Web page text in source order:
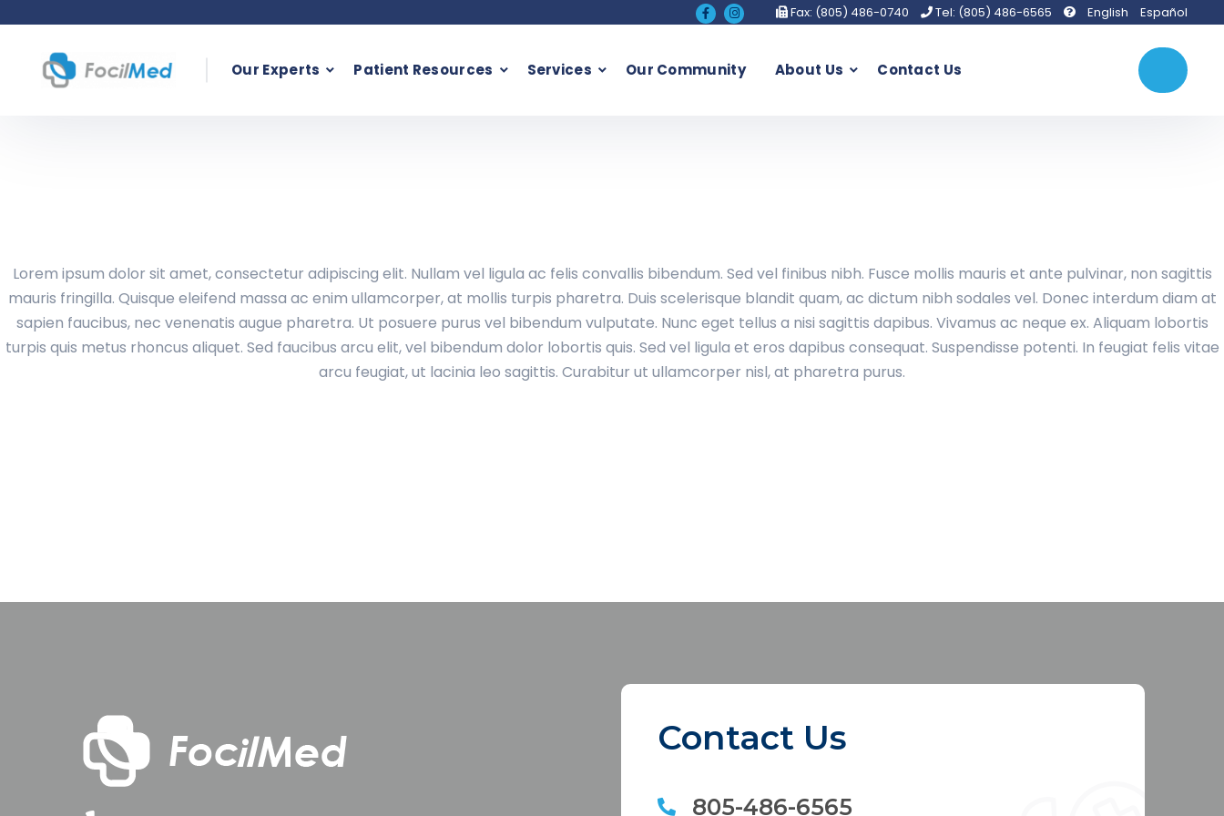
Fax: (805) 486-0740 Tel: (805) 486-6565 English Español
Our Experts Patient Resources Services Our Community About Us Contact Us
Lorem ipsum dolor sit amet, consectetur adipiscing elit. Nullam vel ligula ac felis convallis bibendum. Sed vel finibus nibh. Fusce mollis mauris et ante pulvinar, non sagittis
mauris fringilla. Quisque eleifend massa ac enim ullamcorper, at mollis turpis pharetra. Duis scelerisque blandit quam, ac dictum nibh sodales vel. Donec interdum diam at
sapien faucibus, nec venenatis augue pharetra. Ut posuere purus vel bibendum vulputate. Nunc eget tellus a nisi sagittis dapibus. Vivamus ac neque ex. Aliquam lobortis
turpis quis metus rhoncus aliquet. Sed faucibus arcu elit, vel bibendum dolor lobortis quis. Sed vel ligula et eros dapibus consequat. Suspendisse potenti. In feugiat felis vitae
arcu feugiat, ut lacinia leo sagittis. Curabitur ut ullamcorper nisl, at pharetra purus.
Contact Us
805-486-6565